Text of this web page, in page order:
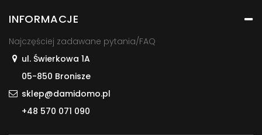
INFORMACJE
Najczęściej zadawane pytania/FAQ
ul. Świerkowa 1A
05-850 Bronisze
sklep@damidomo.pl
+48 570 071 090